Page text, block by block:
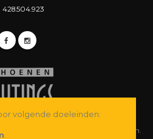
428.504.923
BVBA. Alle rechten voorbehouden.
volgende doeleinden: